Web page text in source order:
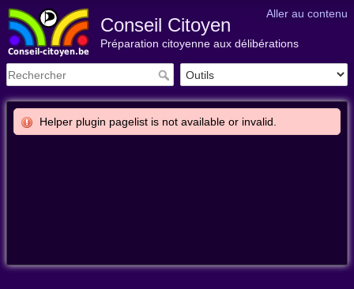
Aller au contenu
Conseil Citoyen
Préparation citoyenne aux délibérations
Helper plugin pagelist is not available or invalid.